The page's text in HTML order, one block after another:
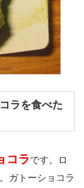
ラを食べた
コラです。ロ
ガトーショコラ